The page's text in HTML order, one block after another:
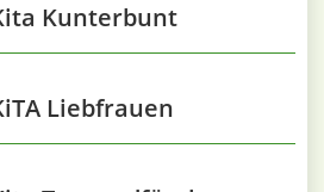
Kunterbunt
Liebfrauen